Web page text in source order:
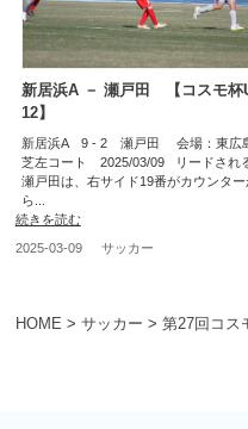
HOME > サッカー > 第27回コ
新居浜A － 瀬戸田 【コスモ杯
12】
新居浜A 9 - 2 瀬戸田 会場：東広
芝左コート 2025/03/09 リードされ
瀬戸田は、右サイド19番がカウンター
ら...
続きを読む
2025-03-09
サッカー